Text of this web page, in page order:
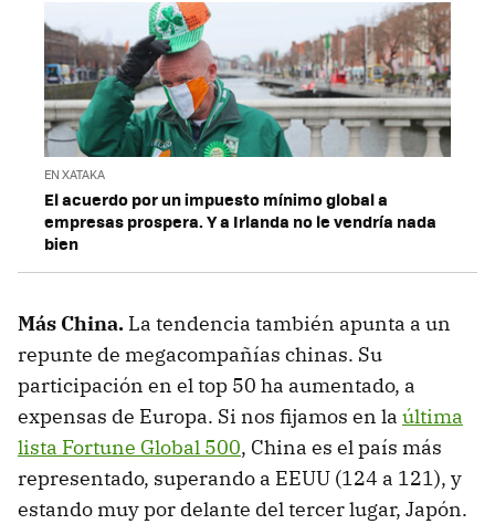
EN XATAKA
El acuerdo por un impuesto mínimo global a
empresas prospera. Y a Irlanda no le vendría nada
bien
Más China. La tendencia también apunta a un
repunte de megacompañías chinas. Su
participación en el top 50 ha aumentado, a
expensas de Europa. Si nos fijamos en la última
lista Fortune Global 500, China es el país más
representado, superando a EEUU (124 a 121), y
estando muy por delante del tercer lugar, Japón.